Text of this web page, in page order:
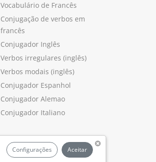
Configurações Aceitar
Vocabulário de Francês
Conjugação de verbos em
francês
Conjugador Inglês
Verbos irregulares (inglês)
Verbos modais (inglês)
Conjugador Espanhol
Conjugador Alemao
Conjugador Italiano